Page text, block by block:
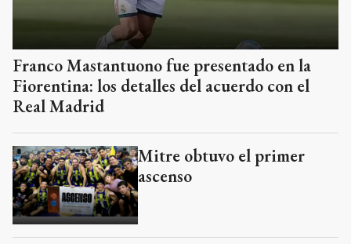
Franco Mastantuono fue presentado en la
Fiorentina: los detalles del acuerdo con el
Real Madrid
Mitre obtuvo el primer
ascenso